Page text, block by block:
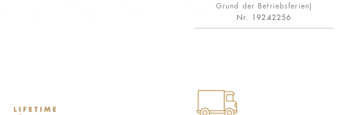
Grund der Betriebsferien)
Nr.
19242256